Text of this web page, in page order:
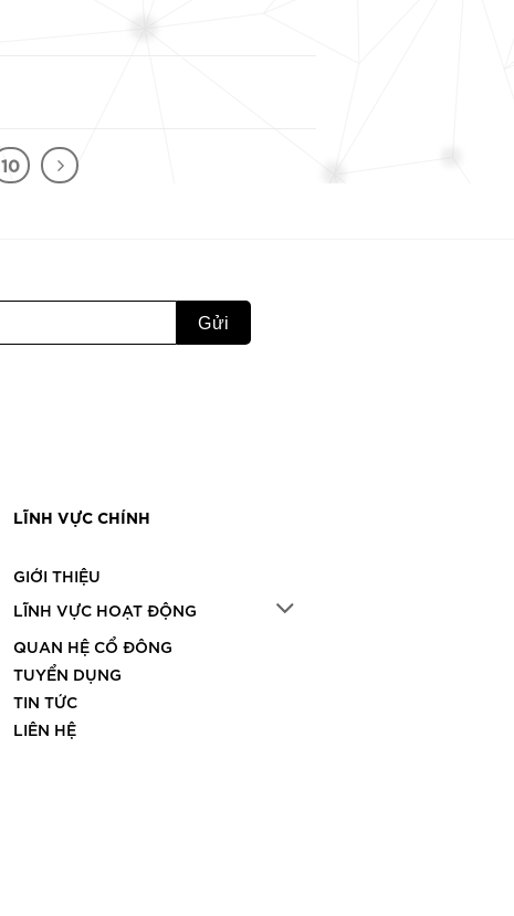
10
LĨNH VỰC CHÍNH
GIỚI THIỆU
LĨNH VỰC HOẠT ĐỘNG
QUAN HỆ CỔ ĐÔNG
TUYỂN DỤNG
TIN TỨC
LIÊN HỆ